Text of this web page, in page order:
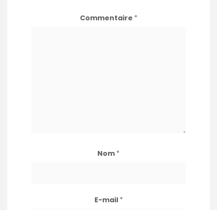
Commentaire *
Nom *
E-mail *